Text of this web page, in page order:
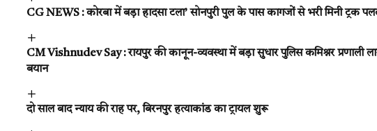
CG NEWS : कोरबा में बड़ा हादसा टला’ सोनपुरी पुल के पास कागजों से भरी मिनी ट्रक
CM Vishnudev Say : रायपुर की कानून-व्यवस्था में बड़ा सुधार पुलिस कमिश्नर प्रणाली
बयान
दो साल बाद न्याय की राह पर, बिरनपुर हत्याकांड का ट्रायल शुरू